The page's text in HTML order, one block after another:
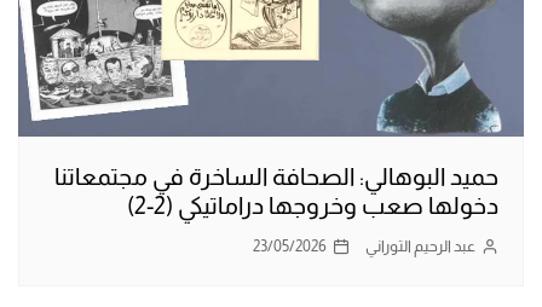
حميد البوهالي: الصحافة الساخرة في مجتمعاتنا
دخولها صعب وخروجها دراماتيكي (2-2)
عبد الرحيم التوراني 23/05/2026